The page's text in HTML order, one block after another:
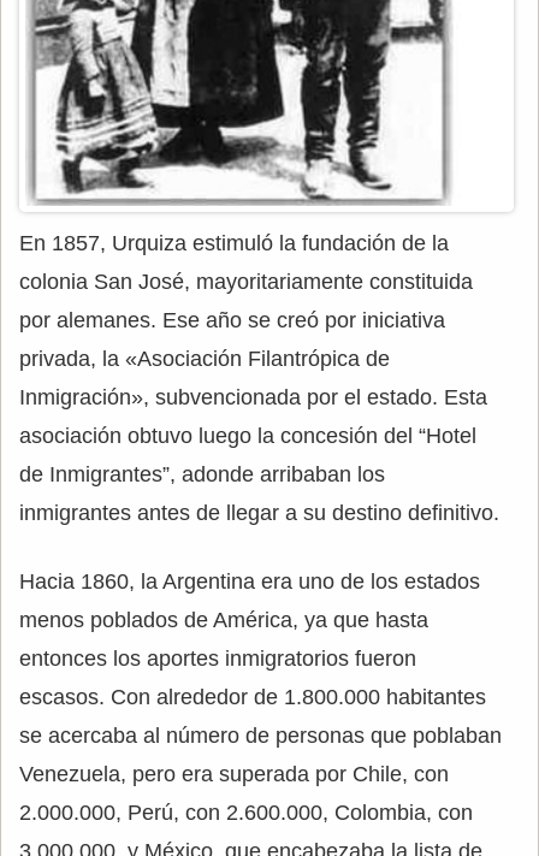
En 1857, Urquiza estimuló la fundación de la
colonia San José, mayoritariamente constituida
por alemanes. Ese año se creó por iniciativa
privada, la «Asociación Filantrópica de
Inmigración», subvencionada por el estado. Esta
asociación obtuvo luego la concesión del “Hotel
de Inmigrantes”, adonde arribaban los
inmigrantes antes de llegar a su destino definitivo.
Hacia 1860, la Argentina era uno de los estados
menos poblados de América, ya que hasta
entonces los aportes inmigratorios fueron
escasos. Con alrededor de 1.800.000 habitantes
se acercaba al número de personas que poblaban
Venezuela, pero era superada por Chile, con
2.000.000, Perú, con 2.600.000, Colombia, con